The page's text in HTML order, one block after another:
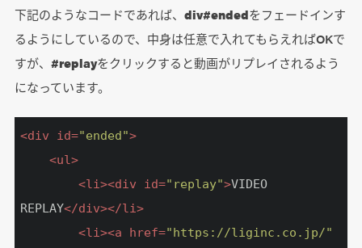
下記のようなコードであれば、 div#endedをフェードインす
るようにしているので、中身は任意で入れてもらえればOKで
すが、 #replayをクリックすると動画がリプレイされるよう
になっています。
<div id="ended">
<ul>
<li><div id="replay">VIDEO
REPLAY</div></li>
<li><a href="https://liginc.co.jp/"